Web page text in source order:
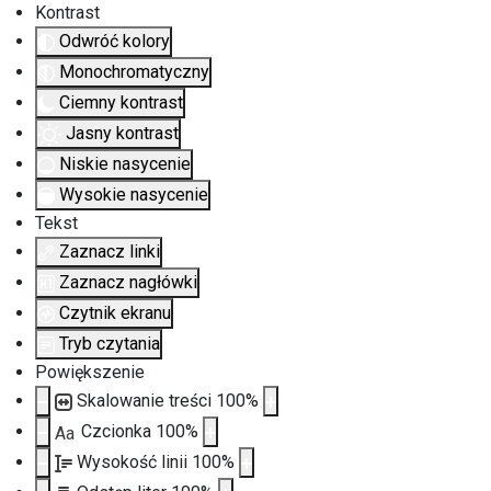
Kontrast
Odwróć kolory
Monochromatyczny
Ciemny kontrast
Jasny kontrast
Niskie nasycenie
Wysokie nasycenie
Tekst
Zaznacz linki
Zaznacz nagłówki
Czytnik ekranu
Tryb czytania
Powiększenie
Skalowanie treści 100%
Aa Czcionka 100%
Wysokość linii 100%